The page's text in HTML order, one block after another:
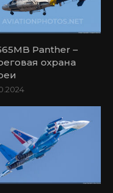
Panther –
охрана